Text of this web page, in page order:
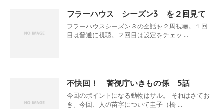
フラーハウス シーズン3 を２回見て
フラーハウスシーズン３の全話を２周視聴。１回
目は普通に視聴。２回目は設定をチェッ ...
不快回！ 警視庁いきもの係 5話
今回のポイントになる動物はサル。 それはさてお
き、今回、人の苗字について圭子（橋 ...